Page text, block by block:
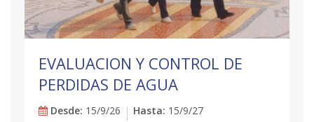
EVALUACION Y CONTROL DE
PERDIDAS DE AGUA
Desde: 15/9/26 Hasta: 15/9/27